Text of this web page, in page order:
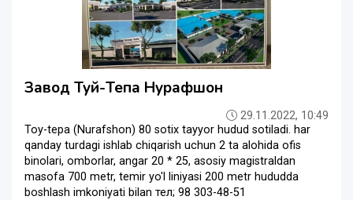
Завод Туй-Тепа Нурафшон
29.11.2022, 10:49
Toy-tepa (Nurafshon) 80 sotix tayyor hudud sotiladi. har
qanday turdagi ishlab chiqarish uchun 2 ta alohida ofis
binolari, omborlar, angar 20 * 25, asosiy magistraldan
masofa 700 metr, temir yo'l liniyasi 200 metr hududda
boshlash imkoniyati bilan тел; 98 303-48-51